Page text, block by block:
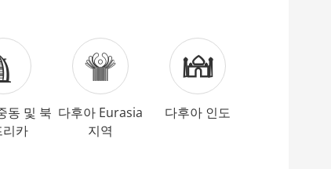
동 및 북
리카
다후아 Eurasia
지역
다후아 인도